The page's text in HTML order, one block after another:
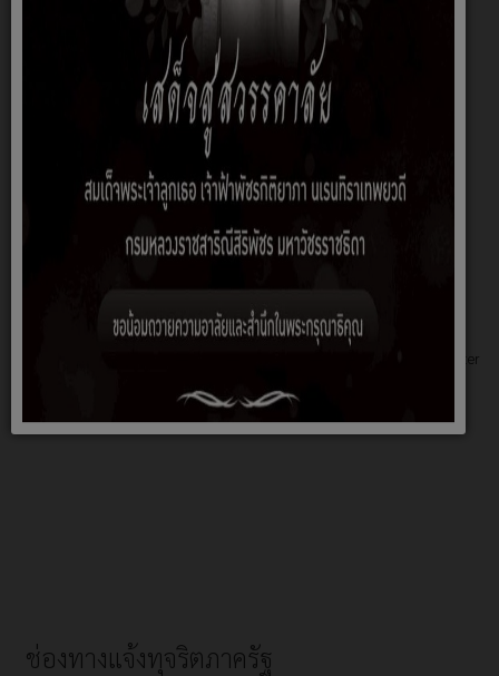
ช่องทางแจ้งทุจริตภาครัฐ